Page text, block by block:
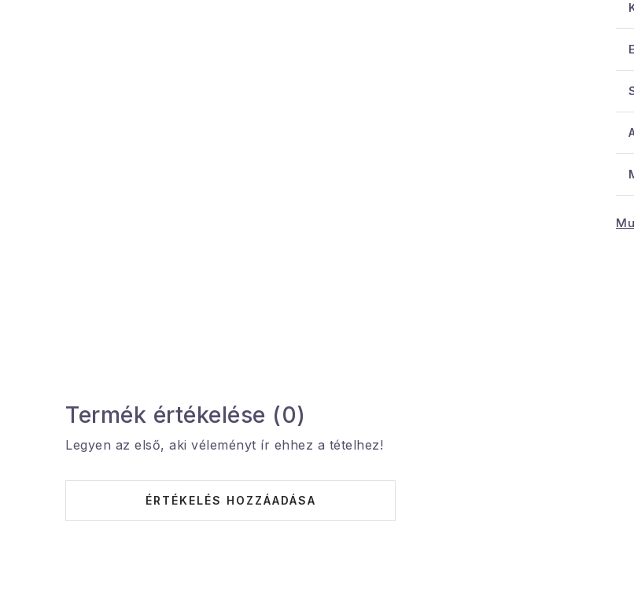
Termék értékelése (0)
Legyen az első, aki véleményt ír ehhez a tételhez!
ÉRTÉKELÉS HOZZÁADÁSA